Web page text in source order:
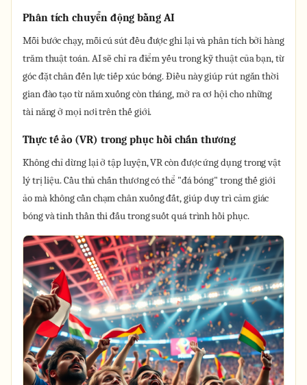
Phân tích chuyển động bằng AI
Mỗi bước chạy, mỗi cú sút đều được ghi lại và phân tích bởi hàng
trăm thuật toán. AI sẽ chỉ ra điểm yếu trong kỹ thuật của bạn, từ
góc đặt chân đến lực tiếp xúc bóng. Điều này giúp rút ngắn thời
gian đào tạo từ năm xuống còn tháng, mở ra cơ hội cho những
tài năng ở mọi nơi trên thế giới.
Thực tế ảo (VR) trong phục hồi chấn thương
Không chỉ dừng lại ở tập luyện, VR còn được ứng dụng trong vật
lý trị liệu. Cầu thủ chấn thương có thể "đá bóng" trong thế giới
ảo mà không cần chạm chân xuống đất, giúp duy trì cảm giác
bóng và tinh thần thi đấu trong suốt quá trình hồi phục.